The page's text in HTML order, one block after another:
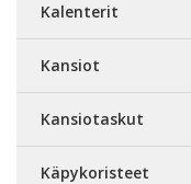
Kalenterit
Kansiot
Kansiotaskut
Käpykoristeet